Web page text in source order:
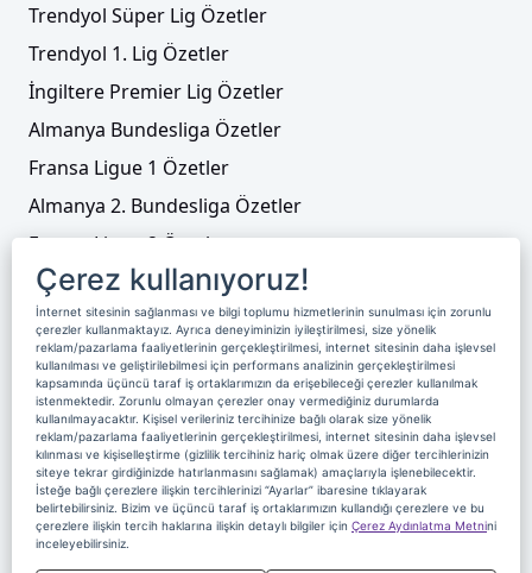
Trendyol Süper Lig Özetler
Trendyol 1. Lig Özetler
İngiltere Premier Lig Özetler
Almanya Bundesliga Özetler
Fransa Ligue 1 Özetler
Almanya 2. Bundesliga Özetler
Fransa Ligue 2 Özetler
Tenis
Video Liste
Foto Galeriler
Üyelik Yayın Akışı Reklam
Site Sözleşmesi
Künye ve İletişim
Çerez Politikası
Çerez Yönetimi
Veri Sahibi Başvuru Formu
Nereden İzlerim
Çerez kullanıyoruz!
İnternet sitesinin sağlanması ve bilgi toplumu hizmetlerinin sunulması için zorunlu
çerezler kullanmaktayız. Ayrıca deneyiminizin iyileştirilmesi, size yönelik
reklam/pazarlama faaliyetlerinin gerçekleştirilmesi, internet sitesinin daha işlevsel
kullanılması ve geliştirilebilmesi için performans analizinin gerçekleştirilmesi
kapsamında üçüncü taraf iş ortaklarımızın da erişebileceği çerezler kullanılmak
istenmektedir. Zorunlu olmayan çerezler onay vermediğiniz durumlarda
kullanılmayacaktır. Kişisel verileriniz tercihinize bağlı olarak size yönelik
reklam/pazarlama faaliyetlerinin gerçekleştirilmesi, internet sitesinin daha işlevsel
kılınması ve kişiselleştirme (gizlilik tercihiniz hariç olmak üzere diğer tercihlerinizin
siteye tekrar girdiğinizde hatırlanmasını sağlamak) amaçlarıyla işlenebilecektir.
İsteğe bağlı çerezlere ilişkin tercihlerinizi “Ayarlar” ibaresine tıklayarak
belirtebilirsiniz. Bizim ve üçüncü taraf iş ortaklarımızın kullandığı çerezlere ve bu
çerezlere ilişkin tercih haklarına ilişkin detaylı bilgiler için Çerez Aydınlatma Metnini
inceleyebilirsiniz.